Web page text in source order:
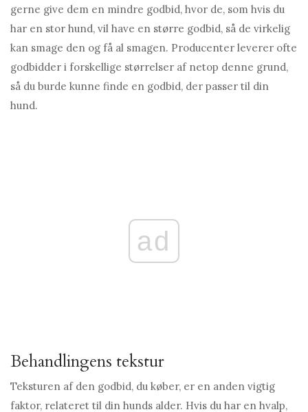
gerne give dem en mindre godbid, hvor de, som hvis du
har en stor hund, vil have en større godbid, så de virkelig
kan smage den og få al smagen. Producenter leverer ofte
godbidder i forskellige størrelser af netop denne grund,
så du burde kunne finde en godbid, der passer til din
hund.
ad
Behandlingens tekstur
Teksturen af ​​den godbid, du køber, er en anden vigtig
faktor, relateret til din hunds alder. Hvis du har en hvalp,